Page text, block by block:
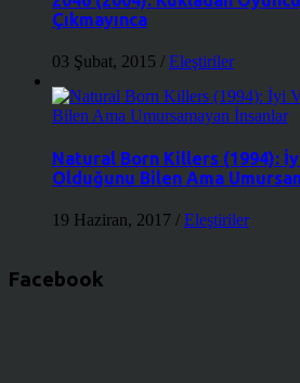
Çıkmayınca
03 Şubat, 2015 / Eleştiriler
Natural Born Killers (1994):
Olduğunu Bilen Ama
19 Haziran, 2017 / Eleştiriler
Facebook